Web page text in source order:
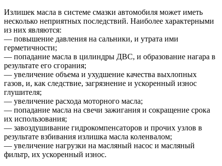
Излишек масла в системе смазки автомобиля может иметь
несколько неприятных последствий. Наиболее характерными
из них являются:
— повышение давления на сальники, и утрата ими
герметичности;
— попадание масла в цилиндры ДВС, и образование нагара в
результате его сгорания;
— увеличение объема и ухудшение качества выхлопных
газов, и, как следствие, загрязнение и ускоренный износ
глушителя;
— увеличение расхода моторного масла;
— попадание масла на свечи зажигания и сокращение срока
их использования;
— завоздушивание гидрокомпенсаторов и прочих узлов в
результате взбивания излишка масла коленвалом;
— увеличение нагрузки на масляный насос и масляный
фильтр, их ускоренный износ.